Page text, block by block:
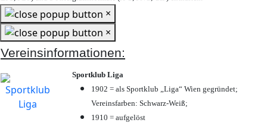
×
×
Vereinsinformationen:
Sportklub Liga
1902 = als Sportklub „Liga“ Wien gegründet;
Vereinsfarben: Schwarz-Weiß;
1910 = aufgelöst